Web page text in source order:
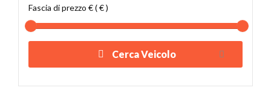
Fascia di prezzo € ( € )
Cerca Veicolo